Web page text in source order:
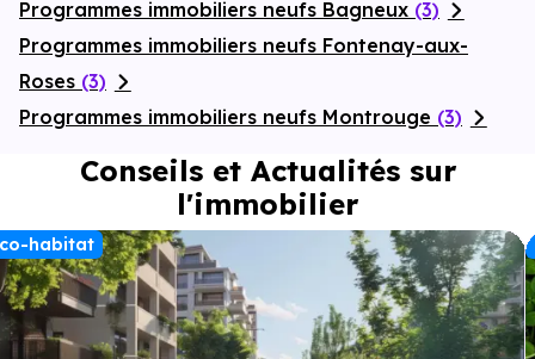
Programmes immobiliers neufs Bagneux (3)
Programmes immobiliers neufs Fontenay-aux-
Roses (3)
Programmes immobiliers neufs Montrouge (3)
Conseils et Actualités sur
l'immobilier
habitat